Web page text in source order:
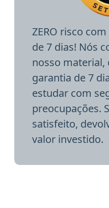
ZERO risco
de 7 dias! Nós
nosso material,
garantia de 7
estudar com
preocupações.
satisfeito,
valor investido.